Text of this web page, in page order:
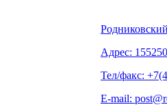
Адрес:
Тел/факс:
E-mail: